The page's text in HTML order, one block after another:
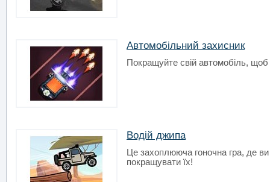
Автомобільний захисник
Покращуйте свій автомобіль,
Водій джипа
Це захоплююча гоночна гра, де
покращувати їх!